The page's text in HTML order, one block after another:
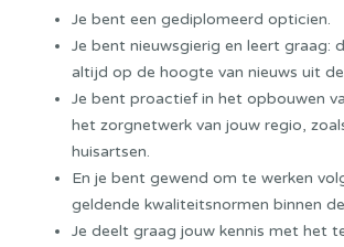
Je bent een gediplomeerd opticien.
Je bent nieuwsgierig en leert graag:
altijd op de hoogte van nieuws uit
Je bent proactief in het opbouwen
het zorgnetwerk van jouw regio,
huisartsen.
En je bent gewend om te werken
geldende kwaliteitsnormen binnen
Je deelt graag jouw kennis met het